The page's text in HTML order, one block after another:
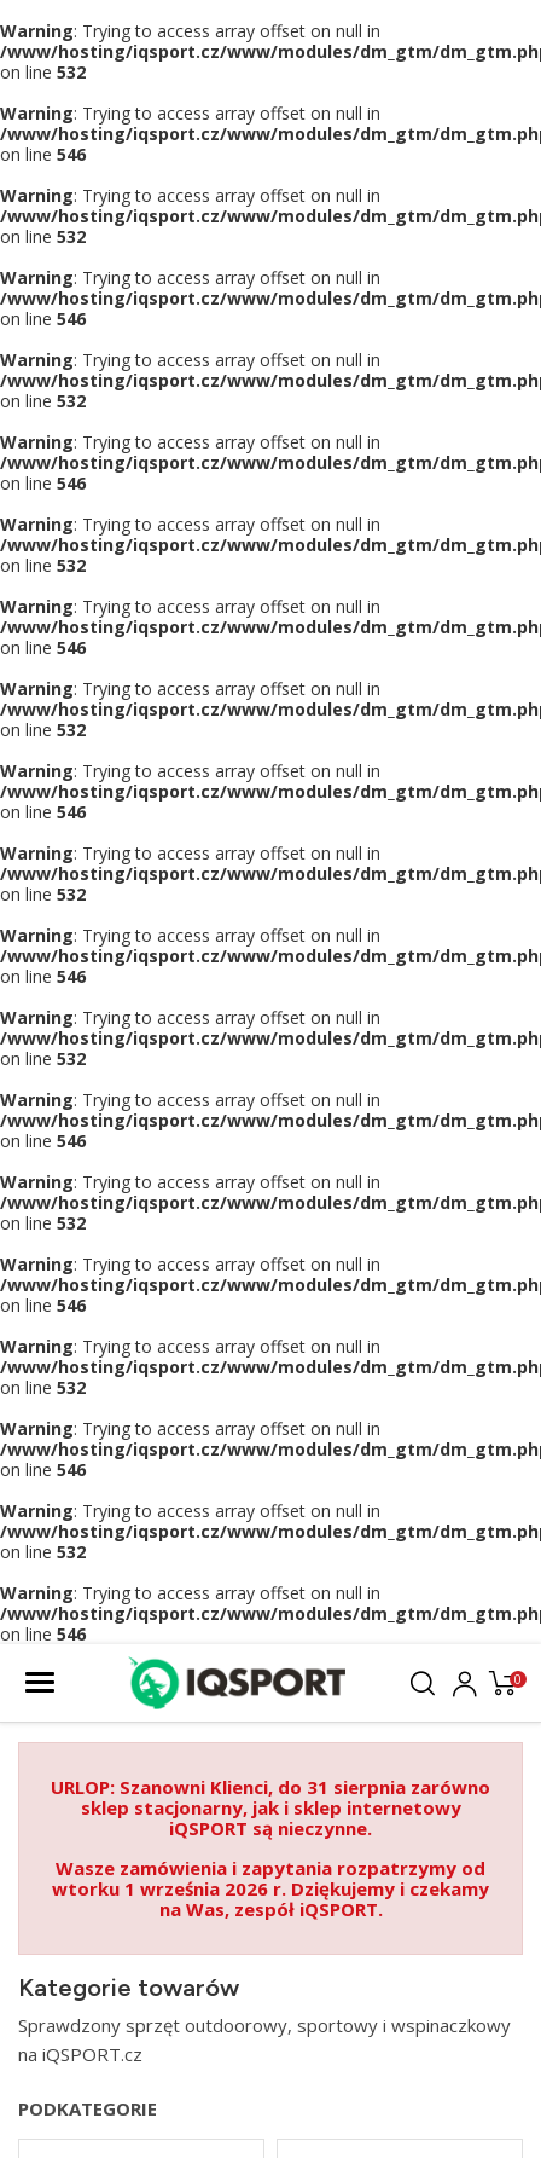
Warning: Trying to access array offset on null in
/www/hosting/iqsport.cz/www/modules/dm_gtm/
on line 532
Warning: Trying to access array offset on null in
/www/hosting/iqsport.cz/www/modules/dm_gtm/
on line 546
Warning: Trying to access array offset on null in
/www/hosting/iqsport.cz/www/modules/dm_gtm/
on line 532
Warning: Trying to access array offset on null in
/www/hosting/iqsport.cz/www/modules/dm_gtm/
on line 546
Warning: Trying to access array offset on null in
/www/hosting/iqsport.cz/www/modules/dm_gtm/
on line 532
Warning: Trying to access array offset on null in
/www/hosting/iqsport.cz/www/modules/dm_gtm/
on line 546
Warning: Trying to access array offset on null in
/www/hosting/iqsport.cz/www/modules/dm_gtm/
on line 532
Warning: Trying to access array offset on null in
/www/hosting/iqsport.cz/www/modules/dm_gtm/
on line 546
Warning: Trying to access array offset on null in
/www/hosting/iqsport.cz/www/modules/dm_gtm/
on line 532
Warning: Trying to access array offset on null in
/www/hosting/iqsport.cz/www/modules/dm_gtm/
on line 546
Warning: Trying to access array offset on null in
/www/hosting/iqsport.cz/www/modules/dm_gtm/
on line 532
Warning: Trying to access array offset on null in
/www/hosting/iqsport.cz/www/modules/dm_gtm/
on line 546
Warning: Trying to access array offset on null in
/www/hosting/iqsport.cz/www/modules/dm_gtm/
on line 532
Warning: Trying to access array offset on null in
/www/hosting/iqsport.cz/www/modules/dm_gtm/
on line 546
Warning: Trying to access array offset on null in
/www/hosting/iqsport.cz/www/modules/dm_gtm/
on line 532
Warning: Trying to access array offset on null in
/www/hosting/iqsport.cz/www/modules/dm_gtm/
on line 546
Warning: Trying to access array offset on null in
/www/hosting/iqsport.cz/www/modules/dm_gtm/
on line 532
Warning: Trying to access array offset on null in
/www/hosting/iqsport.cz/www/modules/dm_gtm/
on line 546
Warning: Trying to access array offset on null in
/www/hosting/iqsport.cz/www/modules/dm_gtm/
on line 532
Warning: Trying to access array offset on null in
/www/hosting/iqsport.cz/www/modules/dm_gtm/
on line 546
0
URLOP: Szanowni Klienci, do 31 sierpnia zarówno
sklep stacjonarny, jak i sklep internetowy
iQSPORT są nieczynne.
Wasze zamówienia i zapytania rozpatrzymy od
wtorku 1 września 2026 r. Dziękujemy i czekamy
na Was, zespół iQSPORT.
Kategorie towarów
Sprawdzony sprzęt outdoorowy, sportowy i wspinaczkowy
na iQSPORT.cz
PODKATEGORIE